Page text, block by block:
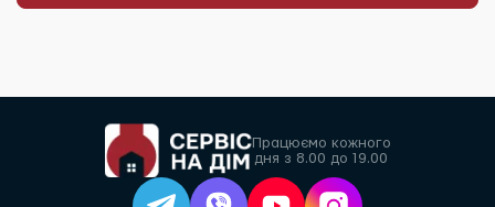
Працюємо кожного
дня з 8.00 до 19.00